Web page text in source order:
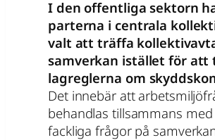
I den offentliga sektorn
parterna i centrala
valt att träffa
samverkan istället för att
lagreglerna om
Det innebär att
behandlas tillsammans
fackliga frågor på